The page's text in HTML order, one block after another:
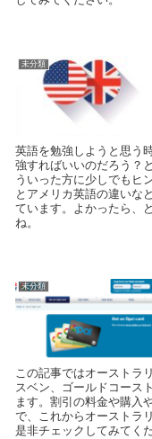
未分類
英語を勉強しようと思う
強すればいいのだろう？
ういった方に少しでもヒ
とアメリカ英語の違いな
ています。よかったら、
ね。
未分類
この記事ではオーストラ
スベン、ゴールドコース
ます。割引の料金や購入
で、これからオーストラ
是非チェックしてみてく